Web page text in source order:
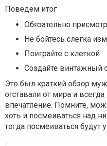
Поведем итог
Обязательно
Не бойтесь слегка
Поиграйте с клеткой
Создайте винтажный
Это был краткий обзор
отставали от мира и
впечатление. Помните,
хоть и посмеиваться над
тогда посмеиваться будут